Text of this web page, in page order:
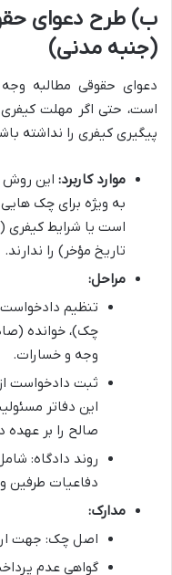
ب) طرح دعوای
(جنبه مدنی)
دعوای حقوقی مطالبه
است، حتی اگر مهلت
پیگیری کیفری را نداشته
موارد کاربرد: این روش
به ویژه برای چک
است یا شرایط کیفری
تاریخ مؤخر) را ندارند.
مراحل:
تنظیم
چک)، خوانده
وجه و خسارات.
ثبت دادخواست
این دفاتر
صالح را بر عهده
روند دادگاه:
دفاعیات طرفین
مدارک:
اصل چک: جهت
گواهی عدم